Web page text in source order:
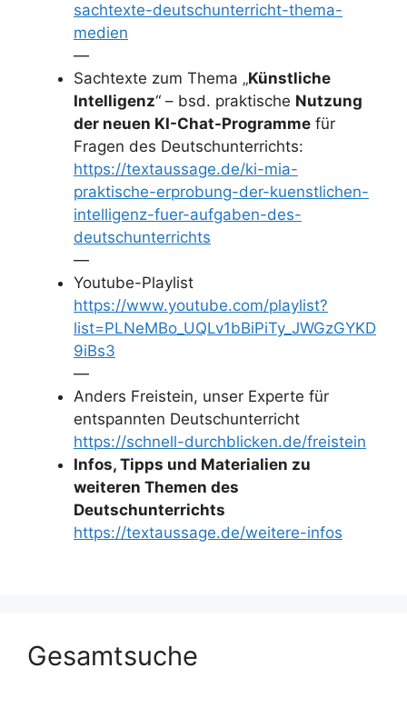
sachtexte-deutschunterricht-thema-
medien
—
Sachtexte zum Thema „Künstliche
Intelligenz“ – bsd. praktische Nutzung
der neuen KI-Chat-Programme für
Fragen des Deutschunterrichts:
https://textaussage.de/ki-mia-
praktische-erprobung-der-kuenstlichen-
intelligenz-fuer-aufgaben-des-
deutschunterrichts
—
Youtube-Playlist
https://www.youtube.com/playlist?
list=PLNeMBo_UQLv1bBiPiTy_JWGzGYKD
9iBs3
—
Anders Freistein, unser Experte für
entspannten Deutschunterricht
https://schnell-durchblicken.de/freistein
Infos, Tipps und Materialien zu
weiteren Themen des
Deutschunterrichts
https://textaussage.de/weitere-infos
Gesamtsuche